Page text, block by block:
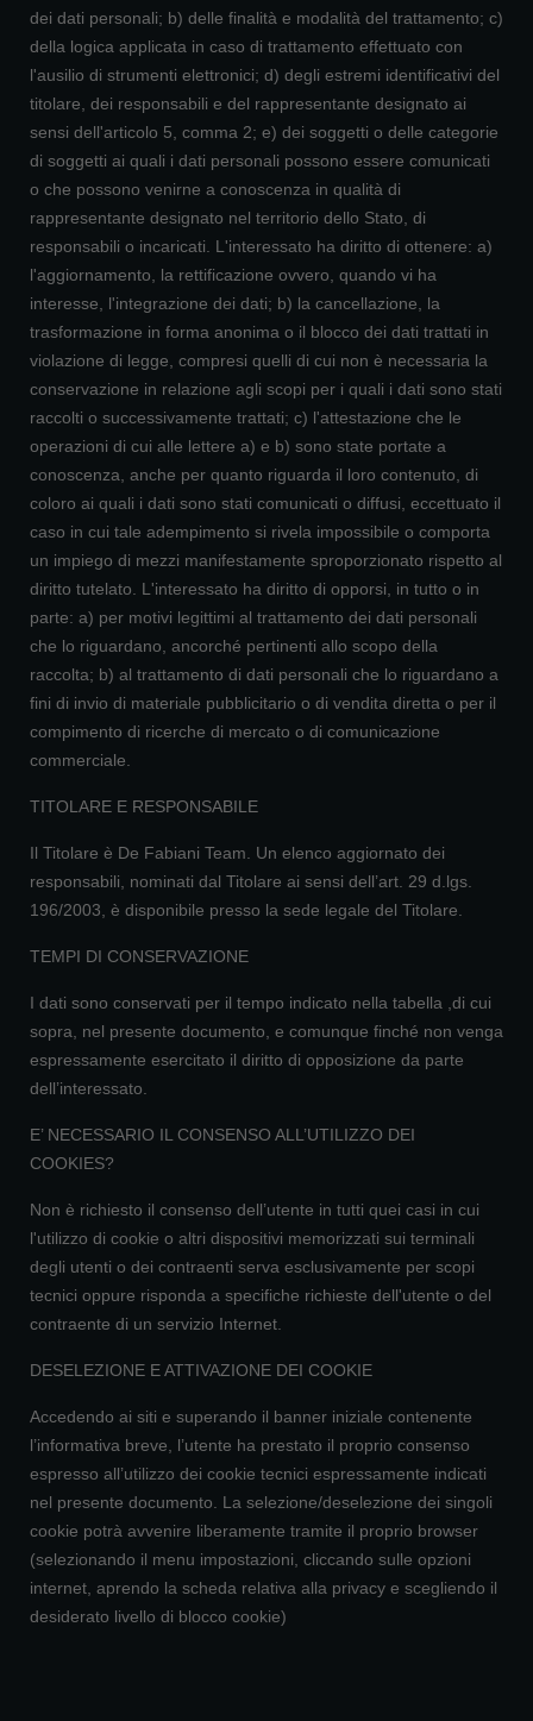
dei dati personali; b) delle finalità e modalità del trattamento; c)
della logica applicata in caso di trattamento effettuato con
l'ausilio di strumenti elettronici; d) degli estremi identificativi del
titolare, dei responsabili e del rappresentante designato ai
sensi dell'articolo 5, comma 2; e) dei soggetti o delle categorie
di soggetti ai quali i dati personali possono essere comunicati
o che possono venirne a conoscenza in qualità di
rappresentante designato nel territorio dello Stato, di
responsabili o incaricati. L'interessato ha diritto di ottenere: a)
l'aggiornamento, la rettificazione ovvero, quando vi ha
interesse, l'integrazione dei dati; b) la cancellazione, la
trasformazione in forma anonima o il blocco dei dati trattati in
violazione di legge, compresi quelli di cui non è necessaria la
conservazione in relazione agli scopi per i quali i dati sono stati
raccolti o successivamente trattati; c) l'attestazione che le
operazioni di cui alle lettere a) e b) sono state portate a
conoscenza, anche per quanto riguarda il loro contenuto, di
coloro ai quali i dati sono stati comunicati o diffusi, eccettuato il
caso in cui tale adempimento si rivela impossibile o comporta
un impiego di mezzi manifestamente sproporzionato rispetto al
diritto tutelato. L'interessato ha diritto di opporsi, in tutto o in
parte: a) per motivi legittimi al trattamento dei dati personali
che lo riguardano, ancorché pertinenti allo scopo della
raccolta; b) al trattamento di dati personali che lo riguardano a
fini di invio di materiale pubblicitario o di vendita diretta o per il
compimento di ricerche di mercato o di comunicazione
commerciale.
TITOLARE E RESPONSABILE
Il Titolare è De Fabiani Team. Un elenco aggiornato dei
responsabili, nominati dal Titolare ai sensi dell’art. 29 d.lgs.
196/2003, è disponibile presso la sede legale del Titolare.
TEMPI DI CONSERVAZIONE
I dati sono conservati per il tempo indicato nella tabella ,di cui
sopra, nel presente documento, e comunque finché non venga
espressamente esercitato il diritto di opposizione da parte
dell’interessato.
E’ NECESSARIO IL CONSENSO ALL’UTILIZZO DEI
COOKIES?
Non è richiesto il consenso dell’utente in tutti quei casi in cui
l'utilizzo di cookie o altri dispositivi memorizzati sui terminali
degli utenti o dei contraenti serva esclusivamente per scopi
tecnici oppure risponda a specifiche richieste dell'utente o del
contraente di un servizio Internet.
DESELEZIONE E ATTIVAZIONE DEI COOKIE
Accedendo ai siti e superando il banner iniziale contenente
l’informativa breve, l’utente ha prestato il proprio consenso
espresso all’utilizzo dei cookie tecnici espressamente indicati
nel presente documento. La selezione/deselezione dei singoli
cookie potrà avvenire liberamente tramite il proprio browser
(selezionando il menu impostazioni, cliccando sulle opzioni
internet, aprendo la scheda relativa alla privacy e scegliendo il
desiderato livello di blocco cookie)